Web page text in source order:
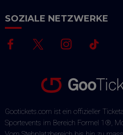
SOZIALE NETZWERKE
Gootickets.com ist ein offizieller
Sportevents im Bereich Formel 1®,